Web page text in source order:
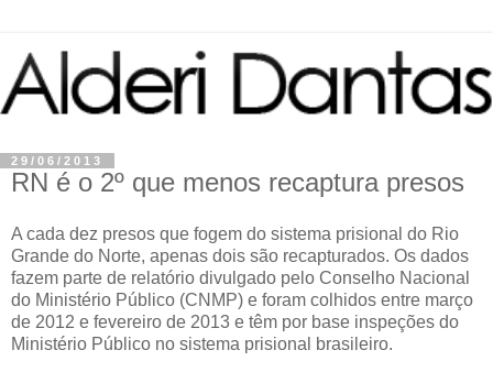
29/06/2013
RN é o 2º que menos recaptura presos
A cada dez presos que fogem do sistema prisional do Rio
Grande do Norte, apenas dois são recapturados. Os dados
fazem parte de relatório divulgado pelo Conselho Nacional
do Ministério Público (CNMP) e foram colhidos entre março
de 2012 e fevereiro de 2013 e têm por base inspeções do
Ministério Público no sistema prisional brasileiro.